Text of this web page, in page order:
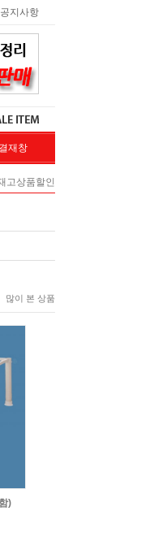
공지사항
재창
고상품할인
많이 본 상품
)